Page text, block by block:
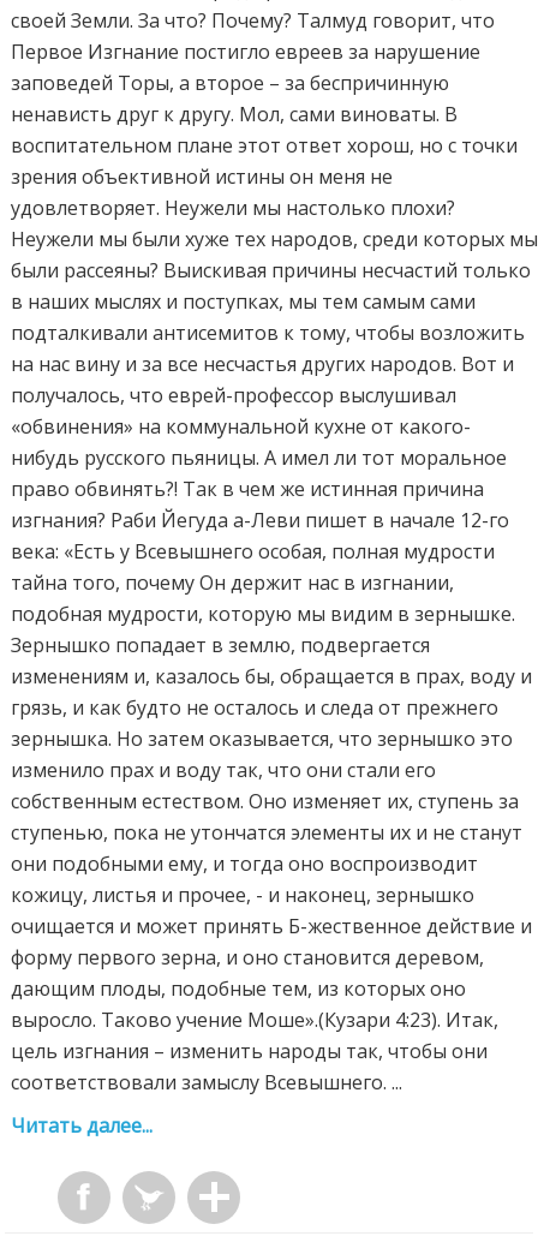
своей Земли. За что? Почему? Талмуд говорит, что
Первое Изгнание постигло евреев за нарушение
заповедей Торы, а второе – за беспричинную
ненависть друг к другу. Мол, сами виноваты. В
воспитательном плане этот ответ хорош, но с точки
зрения объективной истины он меня не
удовлетворяет. Неужели мы настолько плохи?
Неужели мы были хуже тех народов, среди которых мы
были рассеяны? Выискивая причины несчастий только
в наших мыслях и поступках, мы тем самым сами
подталкивали антисемитов к тому, чтобы возложить
на нас вину и за все несчастья других народов. Вот и
получалось, что еврей-профессор выслушивал
«обвинения» на коммунальной кухне от какого-
нибудь русского пьяницы. А имел ли тот моральное
право обвинять?! Так в чем же истинная причина
изгнания? Раби Йегуда а-Леви пишет в начале 12-го
века: «Есть у Всевышнего особая, полная мудрости
тайна того, почему Он держит нас в изгнании,
подобная мудрости, которую мы видим в зернышке.
Зернышко попадает в землю, подвергается
изменениям и, казалось бы, обращается в прах, воду и
грязь, и как будто не осталось и следа от прежнего
зернышка. Но затем оказывается, что зернышко это
изменило прах и воду так, что они стали его
собственным естеством. Оно изменяет их, ступень за
ступенью, пока не утончатся элементы их и не станут
они подобными ему, и тогда оно воспроизводит
кожицу, листья и прочее, - и наконец, зернышко
очищается и может принять Б-жественное действие и
форму первого зерна, и оно становится деревом,
дающим плоды, подобные тем, из которых оно
выросло. Таково учение Моше».(Кузари 4:23). Итак,
цель изгнания – изменить народы так, чтобы они
соответствовали замыслу Всевышнего. ...
Читать далее...